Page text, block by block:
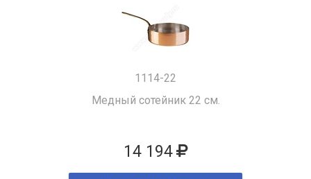
1114-22
Медный сотейник 22 см.
14 194